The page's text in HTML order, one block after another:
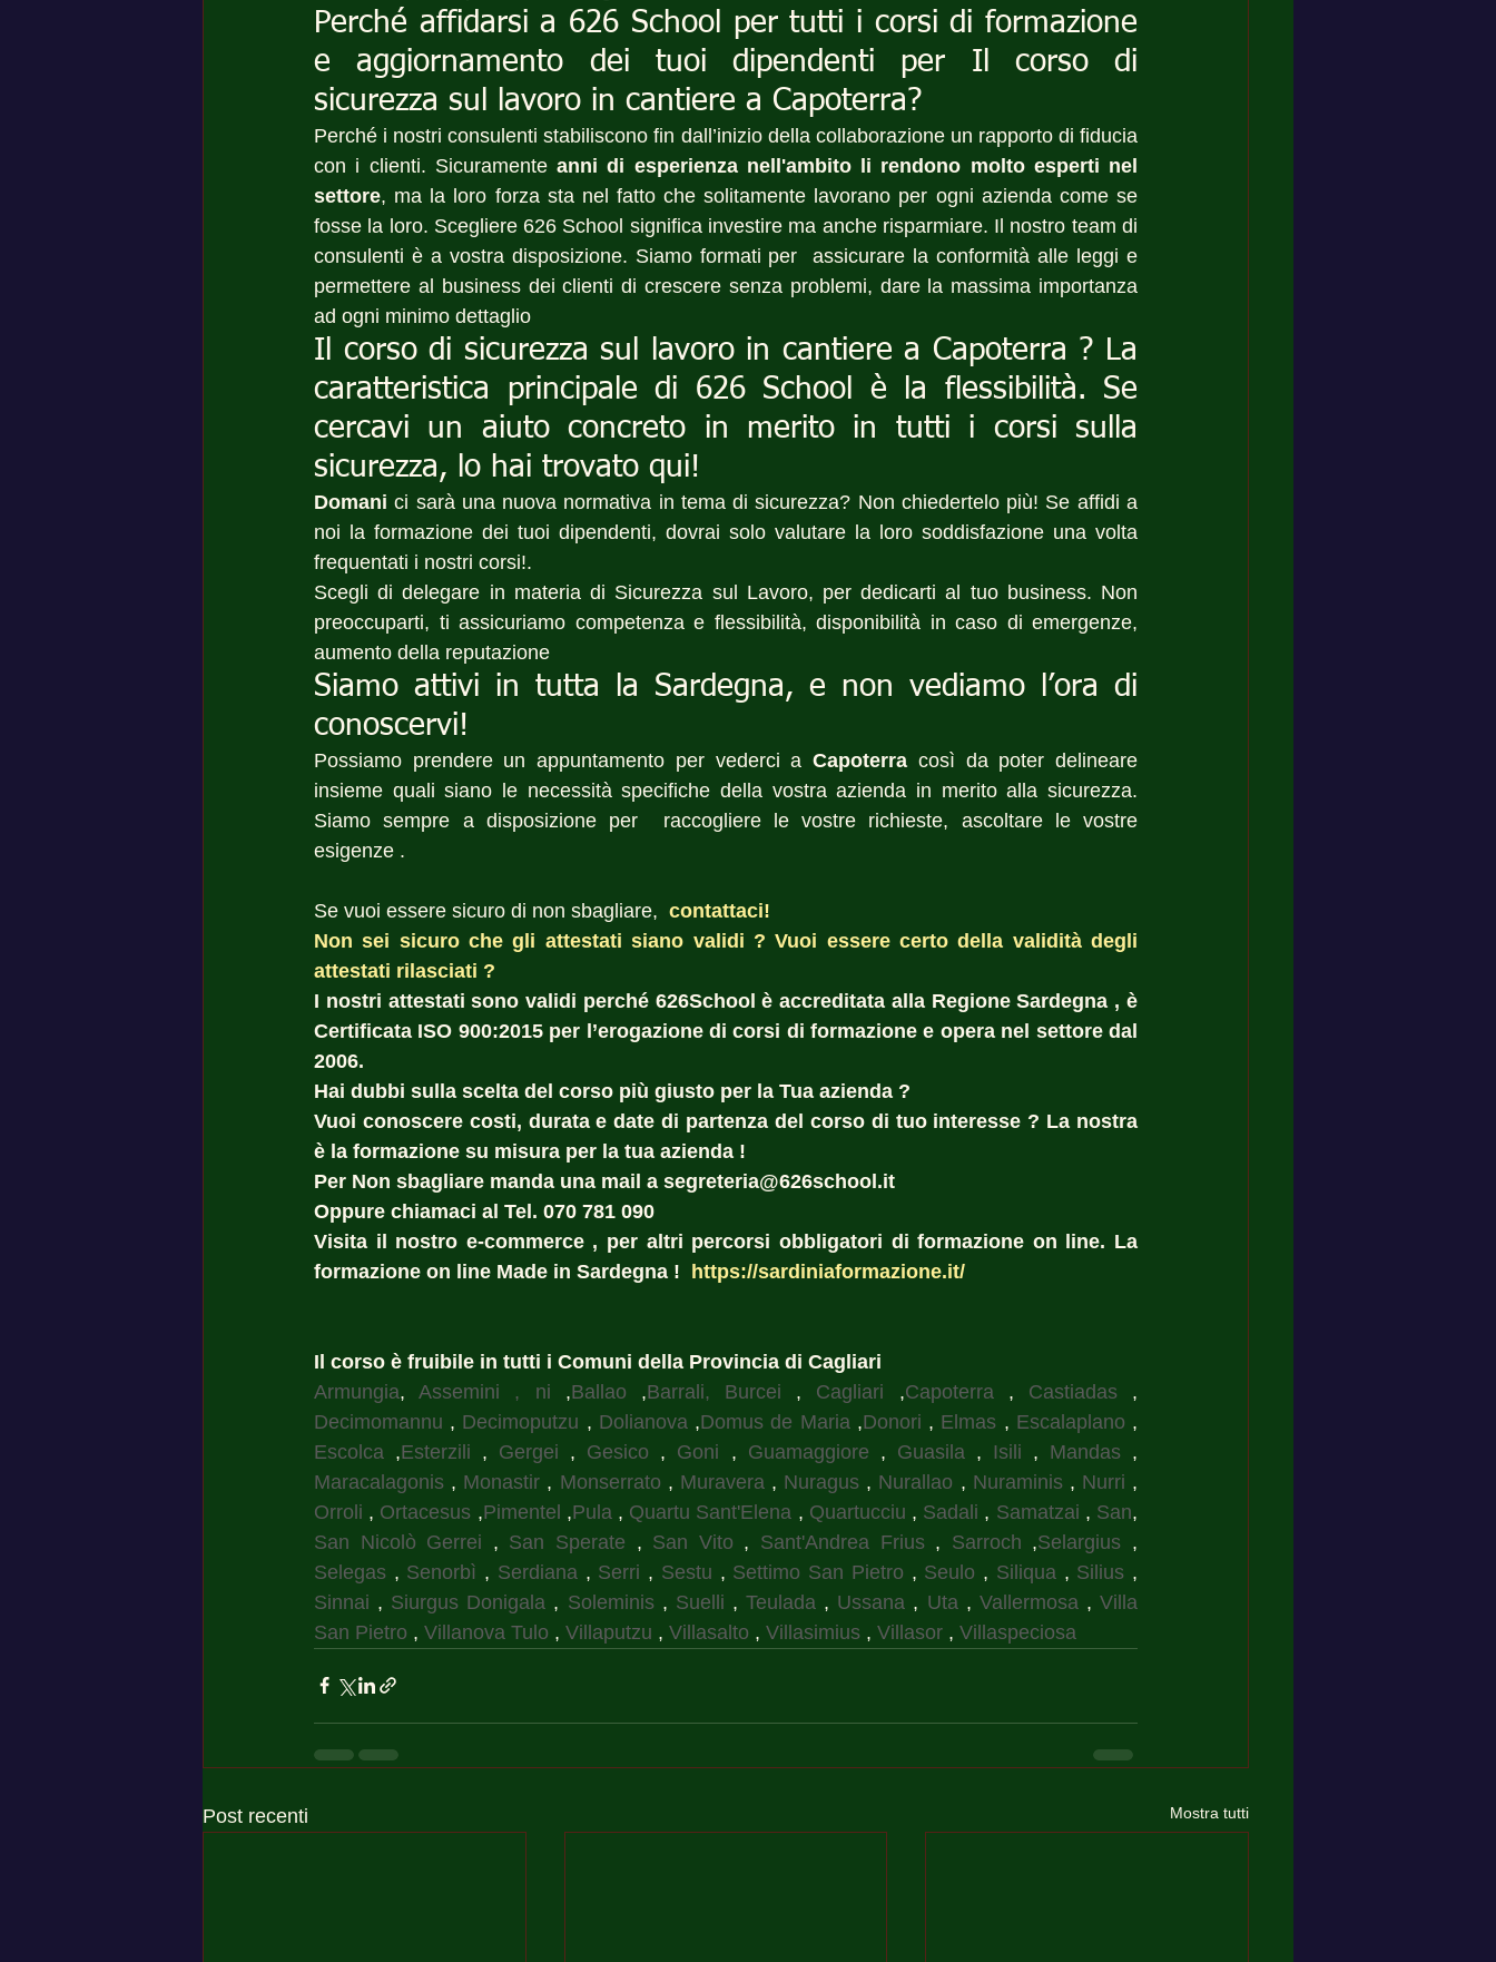
Perché affidarsi a 626 School per tutti i corsi di formazione
e aggiornamento dei tuoi dipendenti per Il corso di
sicurezza sul lavoro in cantiere a Capoterra?
Perché i nostri consulenti stabiliscono fin dall’inizio della collaborazione un rapporto di fiducia
con i clienti. Sicuramente anni di esperienza nell'ambito li rendono molto esperti nel
settore, ma la loro forza sta nel fatto che solitamente lavorano per ogni azienda come se
fosse la loro. Scegliere 626 School significa investire ma anche risparmiare. Il nostro team di
consulenti è a vostra disposizione. Siamo formati per  assicurare la conformità alle leggi e
permettere al business dei clienti di crescere senza problemi, dare la massima importanza
ad ogni minimo dettaglio
Il corso di sicurezza sul lavoro in cantiere a Capoterra ? La
caratteristica principale di 626 School è la flessibilità. Se
cercavi un aiuto concreto in merito in tutti i corsi sulla
sicurezza, lo hai trovato qui!
Domani ci sarà una nuova normativa in tema di sicurezza? Non chiedertelo più! Se affidi a
noi la formazione dei tuoi dipendenti, dovrai solo valutare la loro soddisfazione una volta
frequentati i nostri corsi!.
Scegli di delegare in materia di Sicurezza sul Lavoro, per dedicarti al tuo business. Non
preoccuparti, ti assicuriamo competenza e flessibilità, disponibilità in caso di emergenze,
aumento della reputazione
Siamo attivi in tutta la Sardegna, e non vediamo l’ora di
conoscervi!
Possiamo prendere un appuntamento per vederci a Capoterra così da poter delineare
insieme quali siano le necessità specifiche della vostra azienda in merito alla sicurezza.
Siamo sempre a disposizione per  raccogliere le vostre richieste, ascoltare le vostre
esigenze .
Se vuoi essere sicuro di non sbagliare, contattaci!
Non sei sicuro che gli attestati siano validi ? Vuoi essere certo della validità degli
attestati rilasciati ?
I nostri attestati sono validi perché 626School è accreditata alla Regione Sardegna , è
Certificata ISO 900:2015 per l’erogazione di corsi di formazione e opera nel settore dal
2006.
Hai dubbi sulla scelta del corso più giusto per la Tua azienda ?
Vuoi conoscere costi, durata e date di partenza del corso di tuo interesse ? La nostra
è la formazione su misura per la tua azienda !
Per Non sbagliare manda una mail a segreteria@626school.it
Oppure chiamaci al Tel. 070 781 090
Visita il nostro e-commerce , per altri percorsi obbligatori di formazione on line. La
formazione on line Made in Sardegna ! https://sardiniaformazione.it/
Il corso è fruibile in tutti i Comuni della Provincia di Cagliari
Armungia, Assemini , ni ,Ballao ,Barrali, Burcei , Cagliari ,Capoterra , Castiadas
Decimomannu , Decimoputzu , Dolianova ,Domus de Maria ,Donori , Elmas , Escalaplano
Escolca ,Esterzili , Gergei , Gesico , Goni , Guamaggiore , Guasila , Isili , Mandas
Maracalagonis , Monastir , Monserrato , Muravera , Nuragus , Nurallao , Nuraminis , Nurri
Orroli , Ortacesus ,Pimentel ,Pula , Quartu Sant'Elena , Quartucciu , Sadali , Samatzai , San
San Nicolò Gerrei , San Sperate , San Vito , Sant'Andrea Frius , Sarroch ,Selargius
Selegas , Senorbì , Serdiana , Serri , Sestu , Settimo San Pietro , Seulo , Siliqua , Silius
Sinnai , Siurgus Donigala , Soleminis , Suelli , Teulada , Ussana , Uta , Vallermosa , Villa
San Pietro , Villanova Tulo , Villaputzu , Villasalto , Villasimius , Villasor , Villaspeciosa
Post recenti Mostra tutti